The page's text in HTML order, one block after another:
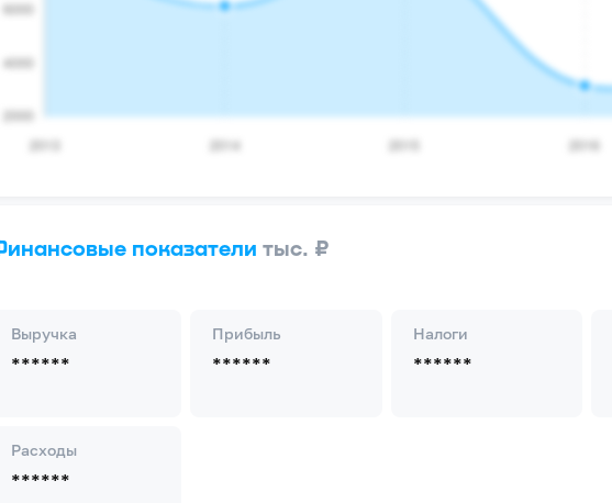
показателитыс. ₽
Выручка
******
Прибыль
******
Налоги
******
Расходы
******